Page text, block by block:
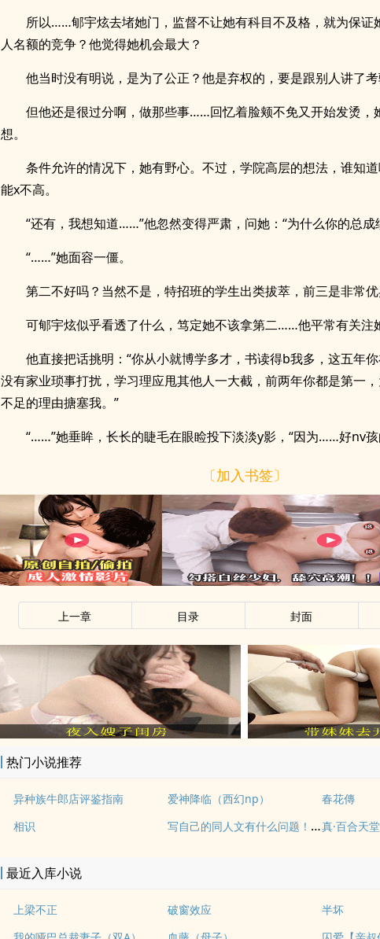
所以……郇宇炫去堵她门，监督不让她有科目不及格，就为保证
人名额的竞争？他觉得她机会最大？
他当时没有明说，是为了公正？他是弃权的，要是跟别人讲了考
但他还是很过分啊，做那些事……回忆着脸颊不免又开始发烫，
想。
条件允许的情况下，她有野心。不过，学院高层的想法，谁知
能x不高。
“还有，我想知道……”他忽然变得严肃，问她：“为什么你的总成
“……”她面容一僵。
第二不好吗？当然不是，特招班的学生出类拔萃，前三是非常优
可郇宇炫似乎看透了什么，笃定她不该拿第二……他平常有关注
他直接把话挑明：“你从小就博学多才，书读得b我多，这五年你
没有家业琐事打扰，学习理应甩其他人一大截，前两年你都是第一
不足的理由搪塞我。”
“……”她垂眸，长长的睫毛在眼睑投下淡淡y影，“因为……好nv
〔加入书签〕
上一章 目录 封面
热门小说推荐
异种族牛郎店评鉴指南 爱神降临（西幻np）
春花傳
相识
写自己的同人文有什么问题！（NP）真·百合天堂
最近入库小说
上梁不正 破窗效应
半坏